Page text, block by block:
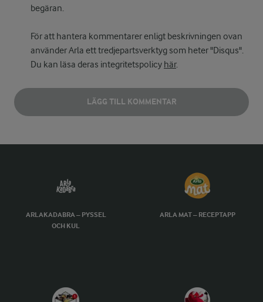
begäran.
För att hantera kommentarer enligt beskrivningen ovan
använder Arla ett tredjepartsverktyg som heter "Disqus".
Du kan läsa deras integritetspolicy här.
LÄGG TILL KOMMENTAR
ARLAKADABRA – PYSSEL
OCH KUL
ARLA MAT – RECEPTAPP